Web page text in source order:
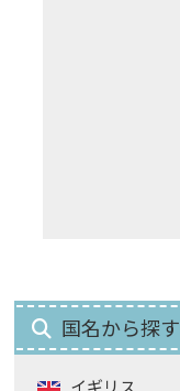
国名から探す